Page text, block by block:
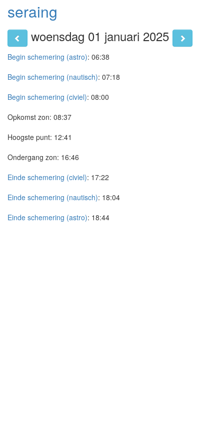
seraing
woensdag 01 januari 2025
Begin schemering (astro): 06:38
Begin schemering (nautisch): 07:18
Begin schemering (civiel): 08:00
Opkomst zon: 08:37
Hoogste punt: 12:41
Ondergang zon: 16:46
Einde schemering (civiel): 17:22
Einde schemering (nautisch): 18:04
Einde schemering (astro): 18:44